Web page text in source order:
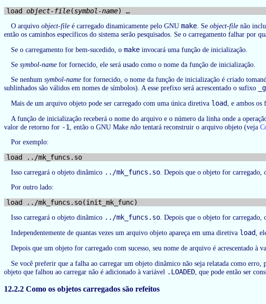
load object-file(symbol-name
O arquivo object-file é carregado dinamicamente pelo GNU make . Se object-file não
então os caminhos específicos do sistema serão pesquisados. Se o carregamento falhar por
Se o carregamento for bem-sucedido, o make invocará uma função de inicialização.
Se symbol-name for fornecido, ele será usado como o nome da função de inicialização.
Se nenhum symbol-name for fornecido, o nome da função de inicialização é criado
sublinhados são válidos em nomes de símbolos). A esse prefixo será acrescentado o sufixo
Mais de um arquivo objeto pode ser carregado com uma única diretiva load , e ambos
A função de inicialização receberá o nome do arquivo e o número da linha onde a
valor de retorno for -1 , então o GNU Make não tentará reconstruir o arquivo objeto (veja
Por exemplo:
Isso carregará o objeto dinâmico ../mk_funcs.so . Depois que o objeto for carregado,
Por outro lado:
Isso carregará o objeto dinâmico ../mk_funcs.so . Depois que o objeto for carregado,
Independentemente de quantas vezes um arquivo objeto apareça em uma diretiva load ,
Depois que um objeto for carregado com sucesso, seu nome de arquivo é acrescentado à
Se você preferir que a falha ao carregar um objeto dinâmico não seja relatada como erro,
objeto que falhou ao carregar não é adicionado à variável .LOADED , que pode então ser
12.2.2 Como os objetos carregados são refeitos